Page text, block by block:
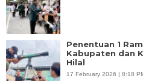
Penentuan 1
Kabupaten dan
Hilal
17 February 2026 | 8:18